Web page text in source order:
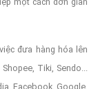
đưa hàng hóa lên
Tiki, Sendo...
Facebook, Google,